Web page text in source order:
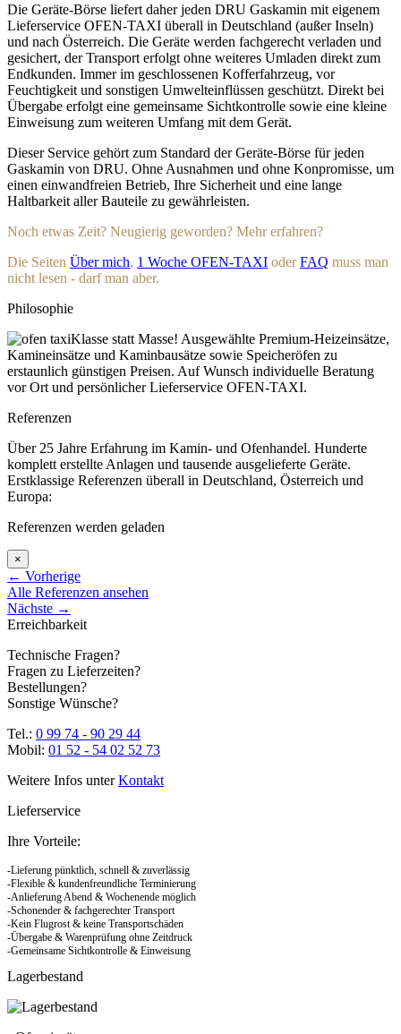
Die Geräte-Börse liefert daher jeden DRU Gaskamin mit eigenem
Lieferservice OFEN-TAXI überall in Deutschland (außer Inseln)
und nach Österreich. Die Geräte werden fachgerecht verladen und
gesichert, der Transport erfolgt ohne weiteres Umladen direkt zum
Endkunden. Immer im geschlossenen Kofferfahrzeug, vor
Feuchtigkeit und sonstigen Umwelteinflüssen geschützt. Direkt bei
Übergabe erfolgt eine gemeinsame Sichtkontrolle sowie eine kleine
Einweisung zum weiteren Umfang mit dem Gerät.
Dieser Service gehört zum Standard der Geräte-Börse für jeden
Gaskamin von DRU. Ohne Ausnahmen und ohne Konpromisse, um
einen einwandfreien Betrieb, Ihre Sicherheit und eine lange
Haltbarkeit aller Bauteile zu gewährleisten.
Noch etwas Zeit? Neugierig geworden? Mehr erfahren?
Die Seiten Über mich, 1 Woche OFEN-TAXI oderFAQ muss man
nicht lesen - darf man aber.
Philosophie
Klasse statt Masse! Ausgewählte Premium-Heizeinsätze,
Kamineinsätze und Kaminbausätze sowie Speicheröfen zu
erstaunlich günstigen Preisen. Auf Wunsch individuelle Beratung
vor Ort und persönlicher Lieferservice OFEN-TAXI.
Referenzen
Über 25 Jahre Erfahrung im Kamin- und Ofenhandel. Hunderte
komplett erstellte Anlagen und tausende ausgelieferte Geräte.
Erstklassige Referenzen überall in Deutschland, Österreich und
Europa:
Referenzen werden geladen
×
← Vorherige
Alle Referenzen ansehen
Nächste →
Erreichbarkeit
Technische Fragen?
Fragen zu Lieferzeiten?
Bestellungen?
Sonstige Wünsche?
Tel.: 0 99 74 - 90 29 44
Mobil: 01 52 - 54 02 52 73
Weitere Infos unterKontakt
Lieferservice
Ihre Vorteile:
-Lieferung pünktlich, schnell & zuverlässig
-Flexible & kundenfreundliche Terminierung
-Anlieferung Abend & Wochenende möglich
-Schonender & fachgerechter Transport
-Kein Flugrost & keine Transportschäden
-Übergabe & Warenprüfung ohne Zeitdruck
-Gemeinsame Sichtkontrolle & Einweisung
Lagerbestand